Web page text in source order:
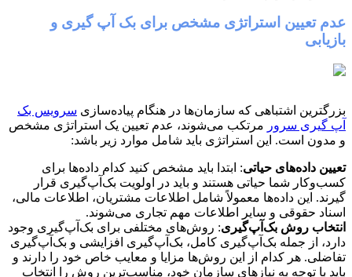
عدم تعیین استراتژی مشخص برای بک آپ گیری و
بازیابی
بزرگترین اشتباهی که سازمان‌ها در هنگام پیاده‌سازی سرویس بک
آپ گیری سرور مرتکب می‌شوند، عدم تعیین یک استراتژی مشخص
و مدون است. این استراتژی باید شامل موارد زیر باشد:
تعیین داده‌های حیاتی: ابتدا باید مشخص کنید کدام داده‌ها برای
کسب‌وکار شما حیاتی هستند و باید در اولویت بک‌آپ‌گیری قرار
گیرند. این داده‌ها معمولاً شامل اطلاعات مشتریان، اطلاعات مالی،
اسناد حقوقی و سایر اطلاعات مهم تجاری می‌شوند.
انتخاب روش بک‌آپ‌گیری: روش‌های مختلفی برای بک‌آپ‌گیری وجود
دارد، از جمله بک‌آپ‌گیری کامل، بک‌آپ‌گیری افزایشی و بک‌آپ‌گیری
تفاضلی. هر کدام از این روش‌ها مزایا و معایب خاص خود را دارند و
باید با توجه به نیازهای سازمان خود، مناسب‌ترین روش را انتخاب